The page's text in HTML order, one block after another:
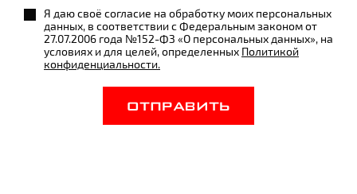
Я даю своё согласие на обработку моих персональных
данных, в соответствии с Федеральным законом от
27.07.2006 года №152-ФЗ «О персональных данных», на
условиях и для целей, определенных Политикой
конфиденциальности.
ОТПРАВИТЬ